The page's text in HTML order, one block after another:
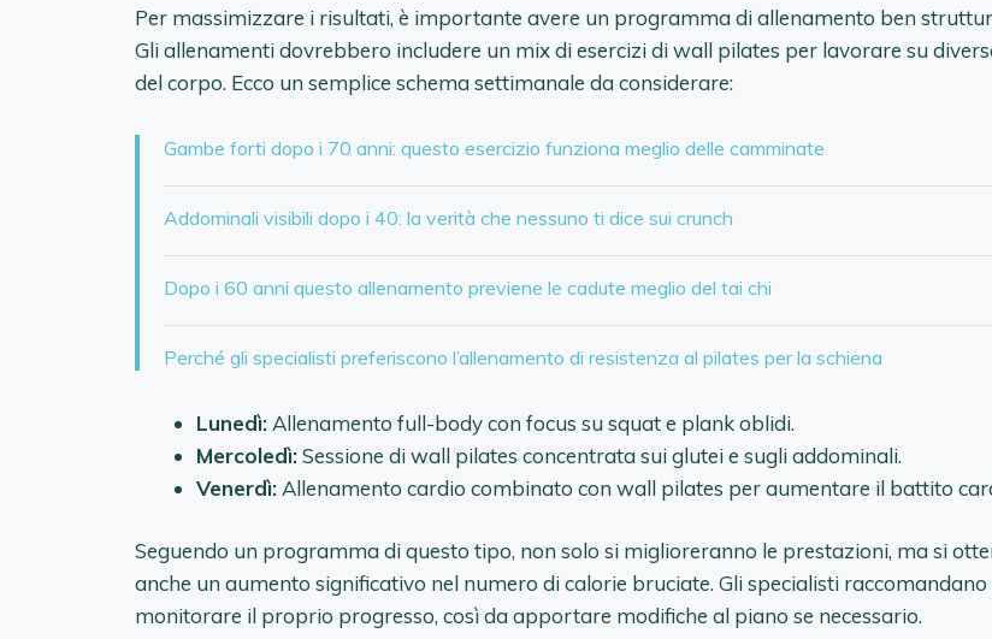
Per massimizzare i risultati, è importante avere un programma di allenamento ben
Gli allenamenti dovrebbero includere un mix di esercizi di wall pilates per lavorare su
del corpo. Ecco un semplice schema settimanale da considerare:
Gambe forti dopo i 70 anni: questo esercizio funziona meglio delle camminate
Addominali visibili dopo i 40: la verità che nessuno ti dice sui crunch
Dopo i 60 anni questo allenamento previene le cadute meglio del tai chi
Perché gli specialisti preferiscono l’allenamento di resistenza al pilates per la schiena
Lunedì: Allenamento full-body con focus su squat e plank oblidi.
Mercoledì:Sessione di wall pilates concentrata sui glutei e sugli addominali.
Venerdì: Allenamento cardio combinato con wall pilates per aumentare il battito
Seguendo un programma di questo tipo, non solo si miglioreranno le prestazioni, ma si
anche un aumento significativo nel numero di calorie bruciate. Gli specialisti raccomandano
monitorare il proprio progresso, così da apportare modifiche al piano se necessario.